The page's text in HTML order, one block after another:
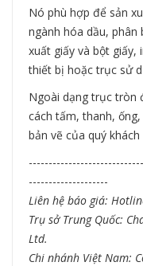
Nó phù hợp để sản
ngành hóa dầu,
xuất giấy và bột giấy,
thiết bị hoặc trục sử
Ngoài dạng trục tròn
cách tấm, thanh,
bản vẽ của quý khách
--------------------
Liên hệ báo giá:
Trụ sở Trung Quốc:
Ltd.
Chi nhánh Việt Nam: